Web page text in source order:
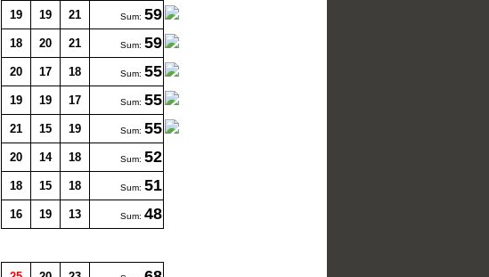
19 19 21 Sum: 59
18 20 21 Sum: 59
20 17 18 Sum: 55
19 19 17 Sum: 55
21 15 19 Sum: 55
20 14 18 Sum: 52
18 15 18 Sum: 51
16 19 13 Sum: 48